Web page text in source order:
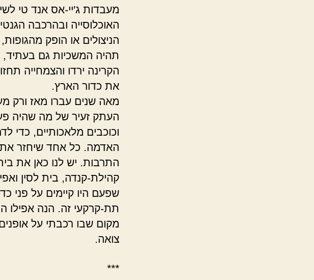
מעבדות ג'יי-אס אנד טי
האוכלוסייה ובהרכבה
הניצולים או הופק
תהיה המשכיות גם
הקרינה ירדו והצמחייה
את כדור הארץ.
מאה שנים עברו מאז ורק
העתק זעיר של מה שהיה
וכוכבים מלאכותיים, כדי
האדמה. כל אחד שיחזר את
התרבות. יש לנו כאן את
קהילת-קנדה, בית לסין
שפעם היו קיימים על פני
תת-קרקעי זה. הנה אפילו
מקום שבו רכבתי על
צואה.
***